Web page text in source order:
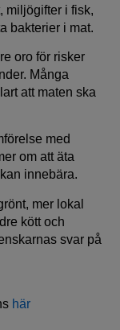
miljögifter i fisk,
bakterier i mat.
oro för risker
Många
att maten ska
med
om att äta
innebära.
mer lokal
kött och
svar på
här